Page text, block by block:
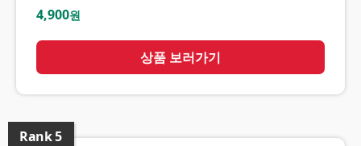
4,900원
상품 보러가기
Rank5